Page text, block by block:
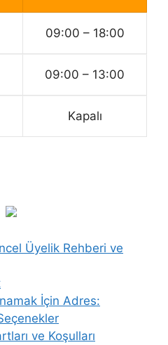
09:00 – 18:00
09:00 – 13:00
Kapalı
Üyelik Rehberi ve
İçin Adres:
ve Koşulları